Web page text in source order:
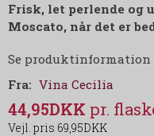
Frisk, let perlende og
Moscato, når det er
Se produktinformation
Fra: Vina Cecilia
44,95DKK
69,95DKK